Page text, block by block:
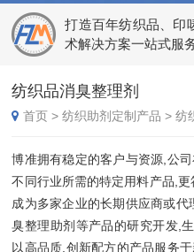
打造百年纺织品、印
术解决方案一站式服
纺织品消臭整理剂
首页 >纺织助剂定制产品 >纺
博准拥有稳定的客户与资源,公
不同行业所需的特定用料产品,更
成为多家企业的长期供应商或
臭整理助剂等产品的研究开发,
以高品质,创新配方的产品服务